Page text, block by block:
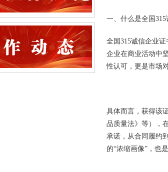
一、什么是全国315
全国315诚信企业
企业在商业活动中
性认可，更是市场
具体而言，获得该
品质量法》等），
承诺，从合同履约
的“浓缩画像”，也